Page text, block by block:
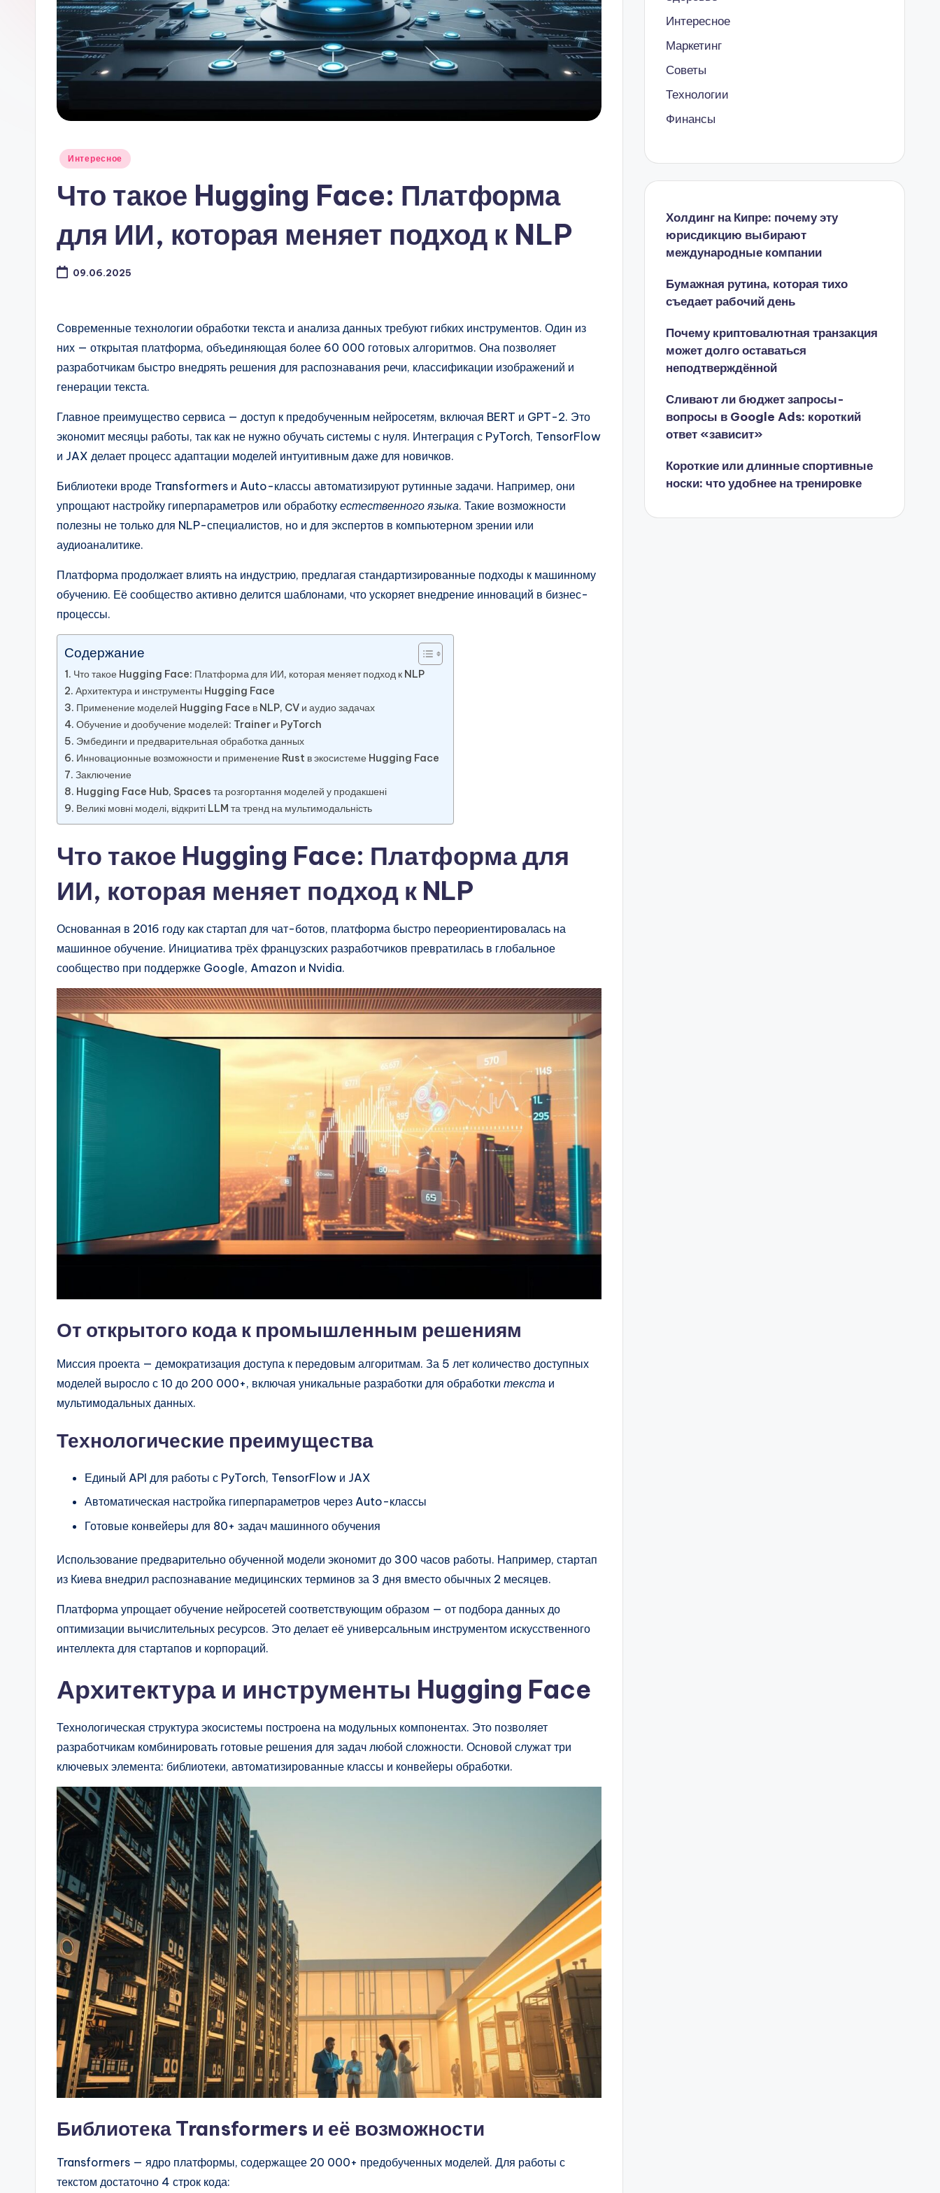
Опубликовано
Интересное
Что такое Hugging Face: Платформа
для ИИ, которая меняет подход к NLP
09.06.2025
Современные технологии обработки текста и анализа данных требуют гибких инструментов. Один из
них — открытая платформа, объединяющая более 60 000 готовых алгоритмов. Она позволяет
разработчикам быстро внедрять решения для распознавания речи, классификации изображений и
генерации текста.
Главное преимущество сервиса — доступ к предобученным нейросетям, включая BERT и GPT-2. Это
экономит месяцы работы, так как не нужно обучать системы с нуля. Интеграция с PyTorch, TensorFlow
и JAX делает процесс адаптации моделей интуитивным даже для новичков.
Библиотеки вроде Transformers и Auto-классы автоматизируют рутинные задачи. Например, они
упрощают настройку гиперпараметров или обработку естественного языка. Такие возможности
полезны не только для NLP-специалистов, но и для экспертов в компьютерном зрении или
аудиоаналитике.
Платформа продолжает влиять на индустрию, предлагая стандартизированные подходы к машинному
обучению. Её сообщество активно делится шаблонами, что ускоряет внедрение инноваций в бизнес-
процессы.
Содержание
Что такое Hugging Face: Платформа для ИИ, которая меняет подход к NLP
Архитектура и инструменты Hugging Face
Применение моделей Hugging Face в NLP, CV и аудио задачах
Обучение и дообучение моделей: Trainer и PyTorch
Эмбединги и предварительная обработка данных
Инновационные возможности и применение Rust в экосистеме Hugging Face
Заключение
Hugging Face Hub, Spaces та розгортання моделей у продакшені
Великі мовні моделі, відкриті LLM та тренд на мультимодальність
Что такое Hugging Face: Платформа для
ИИ, которая меняет подход к NLP
Основанная в 2016 году как стартап для чат-ботов, платформа быстро переориентировалась на
машинное обучение. Инициатива трёх французских разработчиков превратилась в глобальное
сообщество при поддержке Google, Amazon и Nvidia.
От открытого кода к промышленным решениям
Миссия проекта — демократизация доступа к передовым алгоритмам. За 5 лет количество доступных
моделей выросло с 10 до 200 000+, включая уникальные разработки для обработки текста и
мультимодальных данных.
Технологические преимущества
Единый API для работы с PyTorch, TensorFlow и JAX
Автоматическая настройка гиперпараметров через Auto-классы
Готовые конвейеры для 80+ задач машинного обучения
Использование предварительно обученной модели экономит до 300 часов работы. Например, стартап
из Киева внедрил распознавание медицинских терминов за 3 дня вместо обычных 2 месяцев.
Платформа упрощает обучение нейросетей соответствующим образом — от подбора данных до
оптимизации вычислительных ресурсов. Это делает её универсальным инструментом искусственного
интеллекта для стартапов и корпораций.
Архитектура и инструменты Hugging Face
Технологическая структура экосистемы построена на модульных компонентах. Это позволяет
разработчикам комбинировать готовые решения для задач любой сложности. Основой служат три
ключевых элемента: библиотеки, автоматизированные классы и конвейеры обработки.
Библиотека Transformers и её возможности
Transformers — ядро платформы, содержащее 20 000+ предобученных моделей. Для работы с
текстом достаточно 4 строк кода:
Интересное
Маркетинг
Советы
Технологии
Финансы
Холдинг на Кипре: почему эту
юрисдикцию выбирают
международные компании
Бумажная рутина, которая тихо
съедает рабочий день
Почему криптовалютная транзакция
может долго оставаться
неподтверждённой
Сливают ли бюджет запросы-
вопросы в Google Ads: короткий
ответ «зависит»
Короткие или длинные спортивные
носки: что удобнее на тренировке